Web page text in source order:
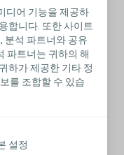
디어 기능을 제공하
합니다. 또한 사이트
분석 파트너와 공유
파트너는 귀하의 해
하가 제공한 기타 정
를 조합할 수 있습
설정
닫
기